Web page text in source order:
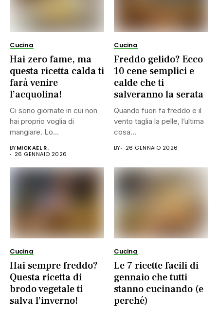
Cucina
Hai zero fame, ma
questa ricetta calda ti
farà venire
l’acquolina!
Ci sono giornate in cui non
hai proprio voglia di
mangiare. Lo...
BYMICKAEL R.
26 GENNAIO 2026
Cucina
Freddo gelido? Ecco
10 cene semplici e
calde che ti
salveranno la serata
Quando fuori fa freddo e il
vento taglia la pelle, l’ultima
cosa...
BY 26 GENNAIO 2026
Cucina
Hai sempre freddo?
Questa ricetta di
brodo vegetale ti
salva l’inverno!
Cucina
Le 7 ricette facili di
gennaio che tutti
stanno cucinando (e
perché)